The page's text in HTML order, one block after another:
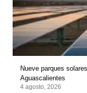
Nueve parques
Aguascalientes
4 agosto, 2026